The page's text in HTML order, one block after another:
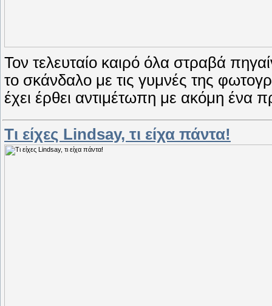
Τον τελευταίο καιρό όλα στραβά
το σκάνδαλο με τις γυμνές της
έχει έρθει αντιμέτωπη με ακόμη ένα
Τι είχες Lindsay, τι είχα πάντα!